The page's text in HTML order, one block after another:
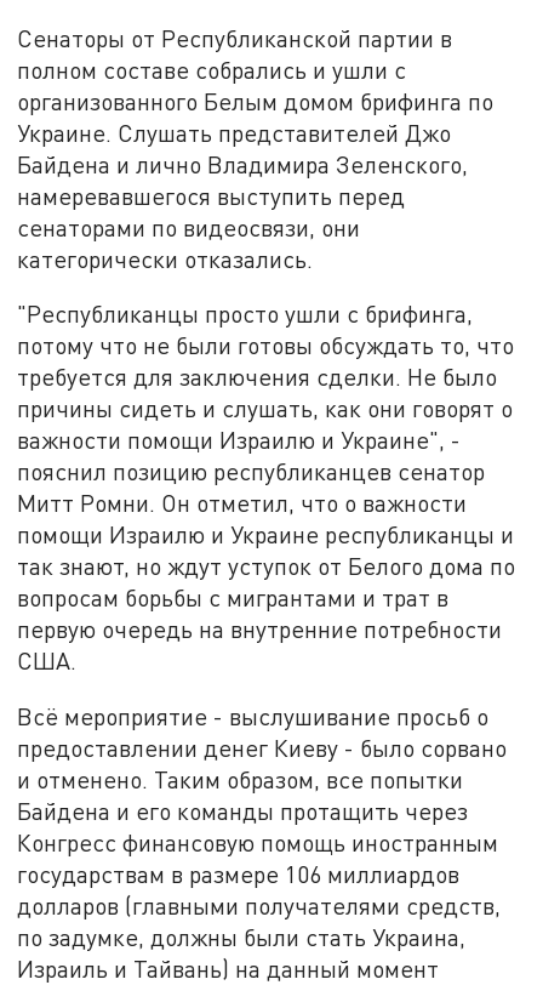
Сенаторы от Республиканской партии в
полном составе собрались и ушли с
организованного Белым домом брифинга по
Украине. Слушать представителей Джо
Байдена и лично Владимира Зеленского,
намеревавшегося выступить перед
сенаторами по видеосвязи, они
категорически отказались.
"Республиканцы просто ушли с брифинга,
потому что не были готовы обсуждать то, что
требуется для заключения сделки. Не было
причины сидеть и слушать, как они говорят о
важности помощи Израилю и Украине", -
пояснил позицию республиканцев сенатор
Митт Ромни. Он отметил, что о важности
помощи Израилю и Украине республиканцы и
так знают, но ждут уступок от Белого дома по
вопросам борьбы с мигрантами и трат в
первую очередь на внутренние потребности
США.
Всё мероприятие - выслушивание просьб о
предоставлении денег Киеву - было сорвано
и отменено. Таким образом, все попытки
Байдена и его команды протащить через
Конгресс финансовую помощь иностранным
государствам в размере 106 миллиардов
долларов (главными получателями средств,
по задумке, должны были стать Украина,
Израиль и Тайвань) на данный момент